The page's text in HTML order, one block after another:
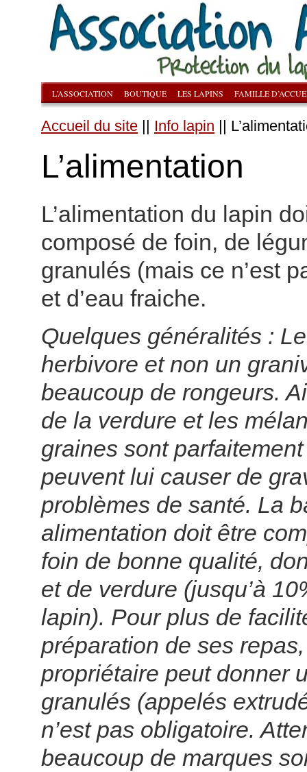
L’ASSOCIATION BOUTIQUE LES LAPINS FAMILLE
Accueil du site || Info lapin ||
L’alimentation
L’alimentation du lapin
composé de foin, de
granulés (mais ce n’est
et d’eau fraiche.
Quelques généralités :
herbivore et non un
beaucoup de rongeurs.
de la verdure et les
graines sont
peuvent lui causer de
problèmes de santé. La
alimentation doit être
foin de bonne qualité,
et de verdure (jusqu’à
lapin). Pour plus de
préparation de ses
propriétaire peut donner
granulés (appelés
n’est pas obligatoire.
beaucoup de marques